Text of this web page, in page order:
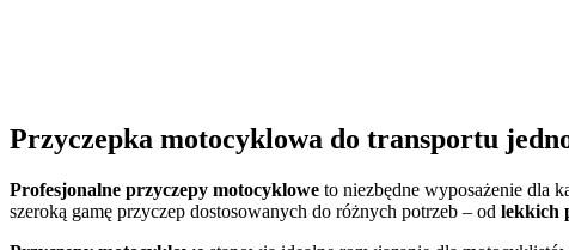
Przyczepka motocyklowa do transportu
Profesjonalne przyczepy motocyklowe to niezbędne wyposażenie dla
szeroką gamę przyczep dostosowanych do różnych potrzeb – od lekkich